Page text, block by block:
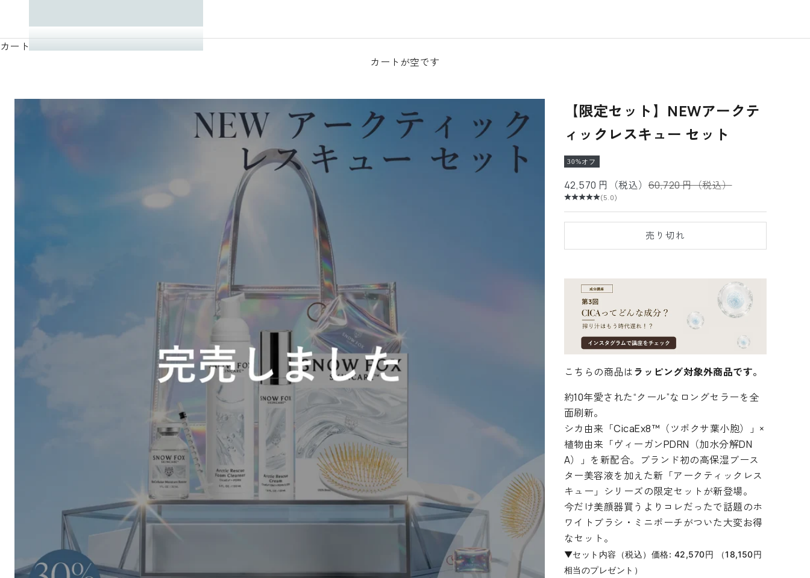
カート
カートが空です
【限定セット】NEWアークテ
ィックレスキュー セット
30%オフ
セール価格
42,570 円（税込）通常価格
60,720 円（税込）
(5.0)
売り切れ
こちらの商品はラッピング対象外商品です。
約10年愛された“クール”なロングセラーを全
面刷新。
シカ由来「CicaEx8™ （ツボクサ葉小胞）」×
植物由来「ヴィーガンPDRN （加水分解DN
A）」を新配合。ブランド初の高保湿ブース
ター美容液を加えた新「アークティックレス
キュー」シリーズの限定セットが新登場。
今だけ美顔器買うよりコレだったで話題のホ
ワイトブラシ・ミニポーチがついた大変お得
なセット。
▼セット内容（税込）価格: 42,570円 （18,150円
相当のプレゼント）